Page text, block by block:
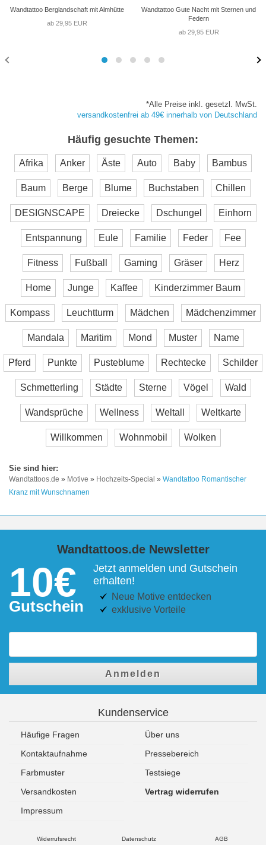
Wandtattoo Berglandschaft mit Almhütte
ab 29,95 EUR
Wandtattoo Gute Nacht mit Sternen und
Federn
ab 29,95 EUR
*Alle Preise inkl. gesetzl. MwSt.
versandkostenfrei ab 49€ innerhalb von Deutschland
Häufig gesuchte Themen:
Afrika Anker Äste Auto Baby Bambus
Baum Berge Blume Buchstaben Chillen
DESIGNSCAPE Dreiecke Dschungel Einhorn
Entspannung Eule Familie Feder Fee
Fitness Fußball Gaming Gräser Herz
Home Junge Kaffee Kinderzimmer Baum
Kompass Leuchtturm Mädchen Mädchenzimmer
Mandala Maritim Mond Muster Name
Pferd Punkte Pusteblume Rechtecke Schilder
Schmetterling Städte Sterne Vögel Wald
Wandsprüche Wellness Weltall Weltkarte
Willkommen Wohnmobil Wolken
Wandtattoos.de » Motive » Hochzeits-Special » Wandtattoo Romantischer
Kranz mit Wunschnamen
Wandtattoos.de Newsletter
10€
Gutschein
Jetzt anmelden und Gutschein
erhalten!
Neue Motive entdecken
exklusive Vorteile
Anmelden
Kundenservice
Häufige Fragen
Über uns
Kontaktaufnahme
Pressebereich
Farbmuster
Testsiege
Versandkosten
Vertrag widerrufen
Impressum
Widerrufsrecht Datenschutz AGB